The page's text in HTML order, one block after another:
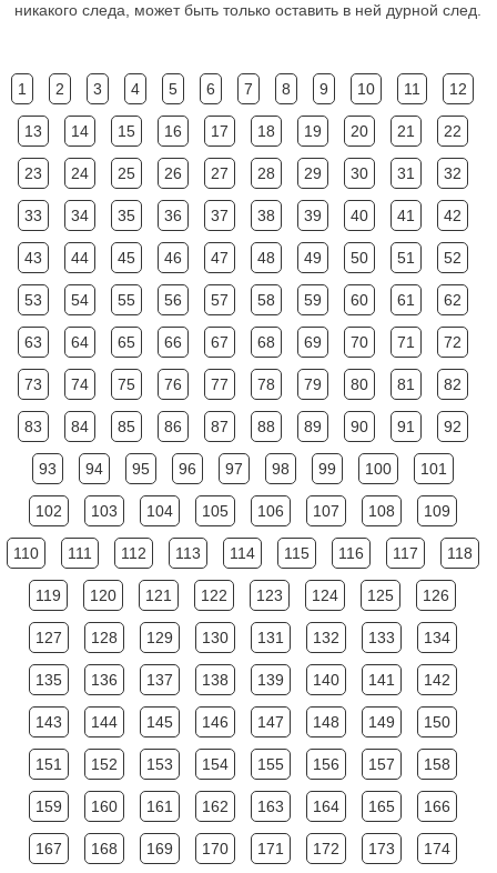
никакого следа, может быть только оставить в ней дурной след.
1 2 3 4 5 6 7 8 9 10 11 12
13 14 15 16 17 18 19 20 21 22
23 24 25 26 27 28 29 30 31 32
33 34 35 36 37 38 39 40 41 42
43 44 45 46 47 48 49 50 51 52
53 54 55 56 57 58 59 60 61 62
63 64 65 66 67 68 69 70 71 72
73 74 75 76 77 78 79 80 81 82
83 84 85 86 87 88 89 90 91 92
93 94 95 96 97 98 99 100 101
102 103 104 105 106 107 108 109
110 111 112 113 114 115 116 117 118
119 120 121 122 123 124 125 126
127 128 129 130 131 132 133 134
135 136 137 138 139 140 141 142
143 144 145 146 147 148 149 150
151 152 153 154 155 156 157 158
159 160 161 162 163 164 165 166
167 168 169 170 171 172 173 174